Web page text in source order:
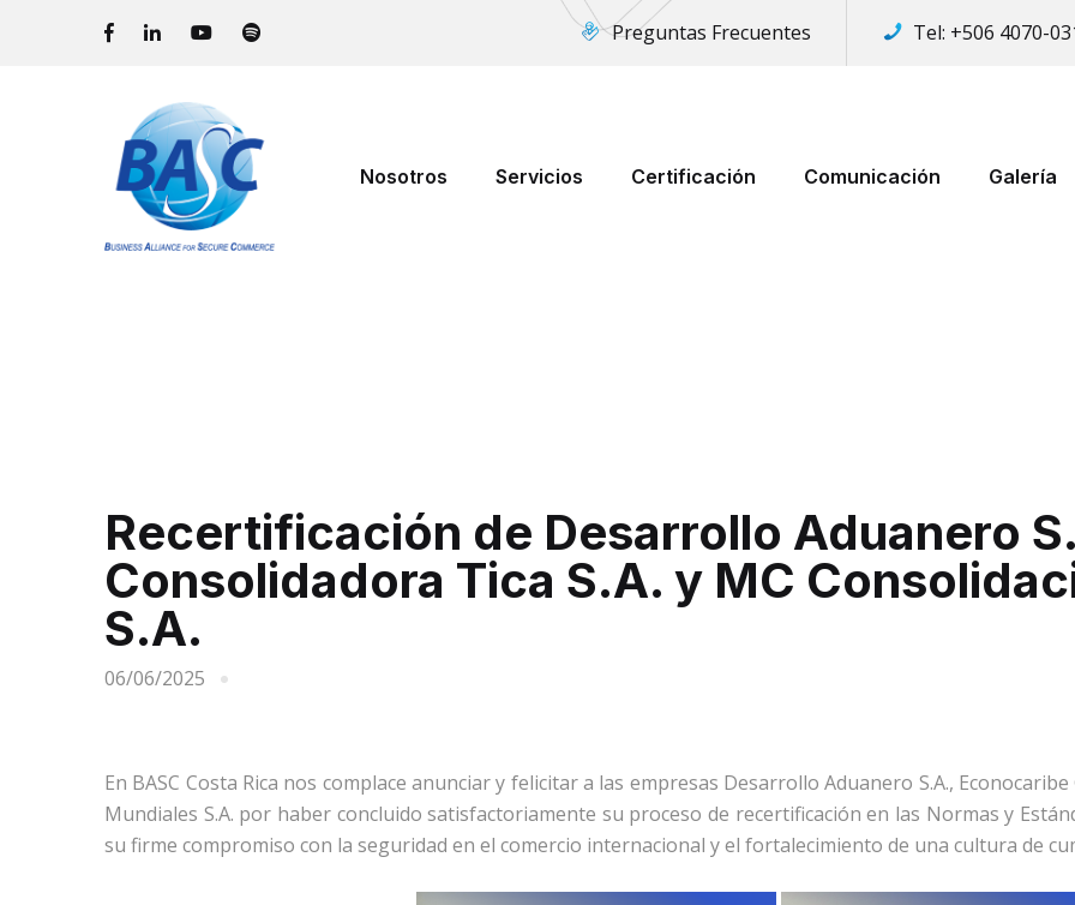
Preguntas Frecuentes Tel: +506 4070-
Nosotros Servicios Certificación Comunicación Galería
Recertificación de Desarrollo Aduanero
Consolidadora Tica S.A. y MC
S.A.
06/06/2025
En BASC Costa Rica nos complace anunciar y felicitar a las empresas Desarrollo Aduanero S.A.,
Mundiales S.A. por haber concluido satisfactoriamente su proceso de recertificación en las Normas y
su firme compromiso con la seguridad en el comercio internacional y el fortalecimiento de una cultura de